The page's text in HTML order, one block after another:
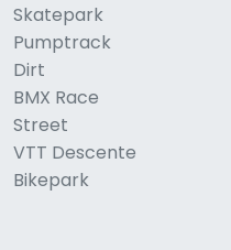
Skatepark
Pumptrack
Dirt
BMX Race
Street
VTT Descente
Bikepark